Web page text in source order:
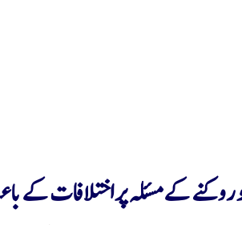
کے مسئلہ پر اختلافات کے